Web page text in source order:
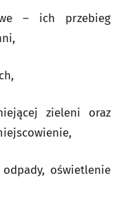
– ich przebieg
zieleni oraz
oświetlenie